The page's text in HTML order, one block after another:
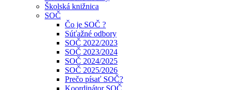
Školská knižnica
SOČ
Čo je SOČ ?
Súťažné odbory
SOČ 2022/2023
SOČ 2023/2024
SOČ 2024/2025
SOČ 2025/2026
Prečo písať SOČ?